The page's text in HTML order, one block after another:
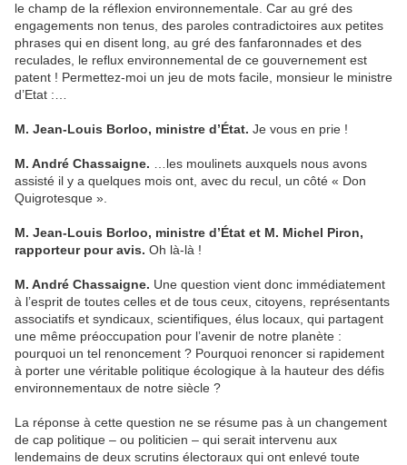
le champ de la réflexion environnementale. Car au gré des
engagements non tenus, des paroles contradictoires aux petites
phrases qui en disent long, au gré des fanfaronnades et des
reculades, le reflux environnemental de ce gouvernement est
patent ! Permettez-moi un jeu de mots facile, monsieur le ministre
d’Etat :…
M. Jean-Louis Borloo, ministre d’État. Je vous en prie !
M. André Chassaigne. …les moulinets auxquels nous avons
assisté il y a quelques mois ont, avec du recul, un côté « Don
Quigrotesque ».
M. Jean-Louis Borloo, ministre d’État et M. Michel Piron,
rapporteur pour avis. Oh là-là !
M. André Chassaigne. Une question vient donc immédiatement
à l’esprit de toutes celles et de tous ceux, citoyens, représentants
associatifs et syndicaux, scientifiques, élus locaux, qui partagent
une même préoccupation pour l’avenir de notre planète :
pourquoi un tel renoncement ? Pourquoi renoncer si rapidement
à porter une véritable politique écologique à la hauteur des défis
environnementaux de notre siècle ?
La réponse à cette question ne se résume pas à un changement
de cap politique – ou politicien – qui serait intervenu aux
lendemains de deux scrutins électoraux qui ont enlevé toute